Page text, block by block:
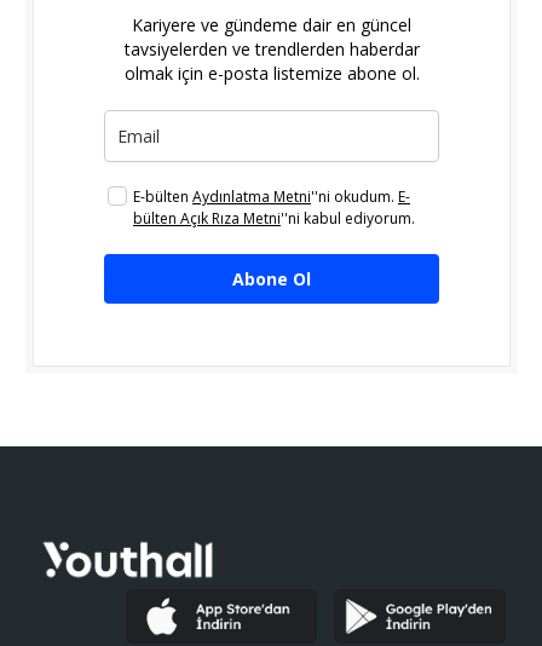
Kariyere ve gündeme dair en güncel
tavsiyelerden ve trendlerden haberdar
olmak için e-posta listemize abone ol.
E-bülten Aydınlatma Metni''ni okudum. E-
bülten Açık Rıza Metni''ni kabul ediyorum.
Abone Ol